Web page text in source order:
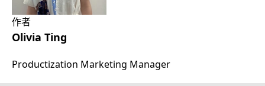
作者
Olivia Ting
Productization Marketing Manager